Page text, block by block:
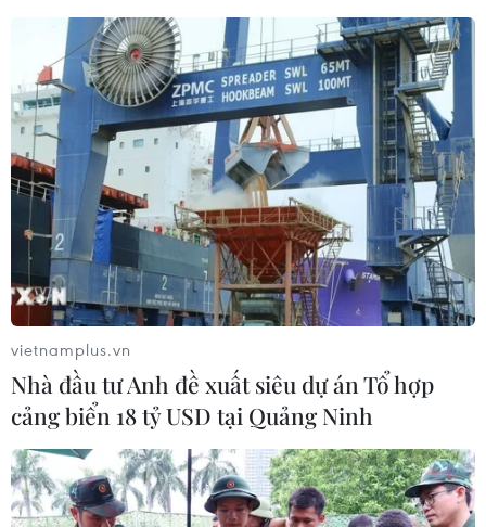
vietnamplus.vn
Nhà đầu tư Anh đề xuất siêu dự án Tổ hợp
cảng biển 18 tỷ USD tại Quảng Ninh